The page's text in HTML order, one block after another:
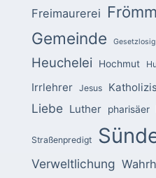
Freimaurerei
Gemeinde
Heuchelei Hochmut
Irrlehrer Jesus
Liebe Luther pharisäer
Straßenpredigt
Verweltlichung